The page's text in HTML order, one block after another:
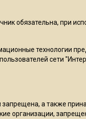
18:05
17:12
обязательна, при
технологии
сети
запрещена, а также
организации,